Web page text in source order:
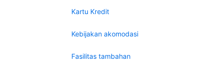
Kartu Kredit
Kebijakan akomodasi
Fasilitas tambahan